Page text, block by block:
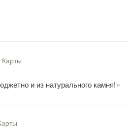
и из натурального камня!